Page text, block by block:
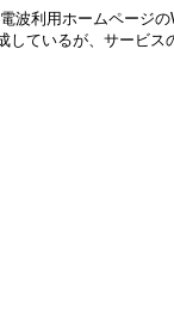
波利用ホームページ
しているが、サービス